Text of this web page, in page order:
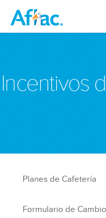
Incentivos
Planes de Cafetería
Formulario de